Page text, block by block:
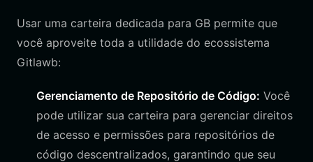
Usar uma carteira dedicada para GB permite que
você aproveite toda a utilidade do ecossistema
Gitlawb:
Gerenciamento de Repositório de Código: Você
pode utilizar sua carteira para gerenciar direitos
de acesso e permissões para repositórios de
código descentralizados, garantindo que seu